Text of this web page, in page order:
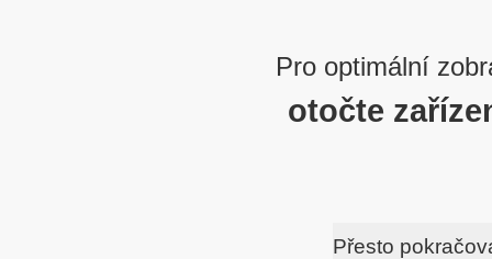
Pro optimální
otočte
Přesto